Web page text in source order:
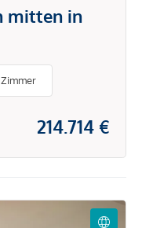
mitten in
214.714 €